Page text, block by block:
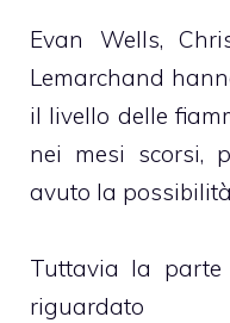
Evan Wells,
Lemarchand
il livello delle
nei mesi scorsi,
avuto la
Tuttavia la parte
riguardato